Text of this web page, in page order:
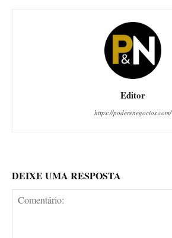
Editor
https://poderenegocios.com/
DEIXE UMA RESPOSTA